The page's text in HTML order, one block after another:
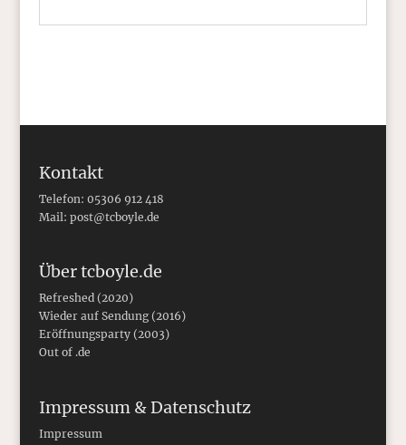
Kontakt
Telefon: 05306 912 418
Mail: post@tcboyle.de
Über tcboyle.de
Refreshed (2020)
Wieder auf Sendung (2016)
Eröffnungsparty (2003)
Out of .de
Impressum & Datenschutz
Impressum